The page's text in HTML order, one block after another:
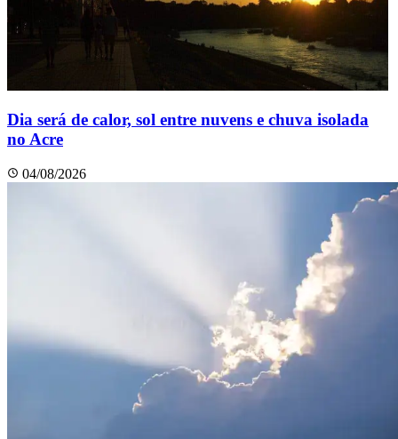
Dia será de calor, sol entre nuvens e chuva isolada
no Acre
04/08/2026